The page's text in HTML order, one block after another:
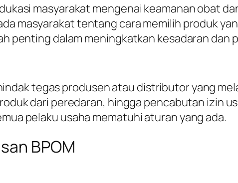
masyarakat mengenai keamanan obat
masyarakat tentang cara memilih produk
penting dalam meningkatkan kesadaran dan
tegas produsen atau distributor yang
dari peredaran, hingga pencabutan izin
pelaku usaha mematuhi aturan yang ada.
BPOM